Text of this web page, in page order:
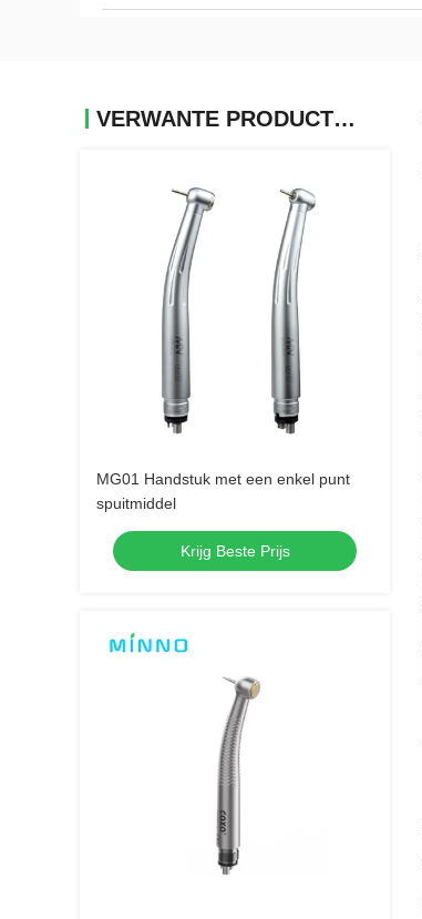
VERWANTE PRODUCTEN
MG01 Handstuk met een enkel punt
spuitmiddel
Krijg Beste Prijs